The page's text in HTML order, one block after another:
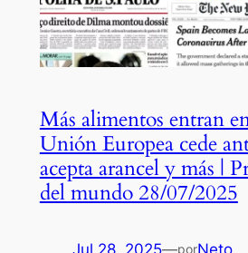
Más alimentos entran
Unión Europea cede
acepta arancel y más |
del mundo 28/07/2025
por